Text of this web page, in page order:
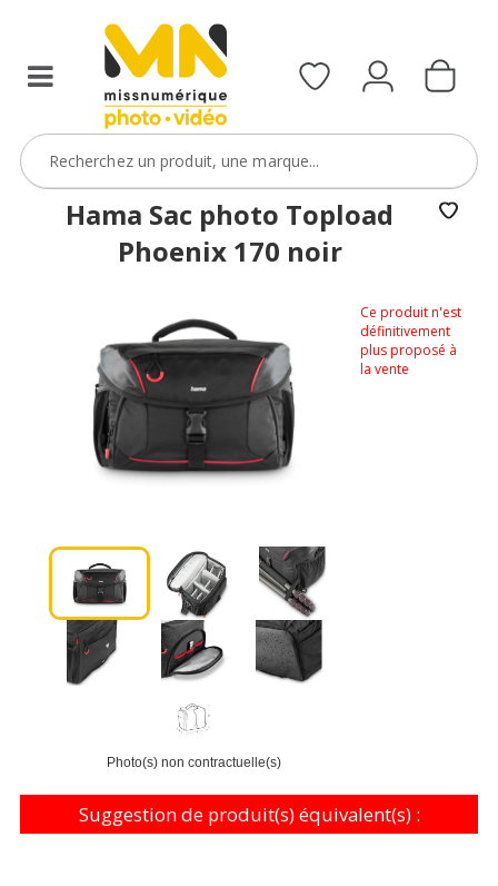
Hama Sac photo Topload
Phoenix 170 noir
Photo(s) non contractuelle(s)
Ce produit n'est
définitivement
plus proposé à
la vente
Suggestion de produit(s) équivalent(s) :